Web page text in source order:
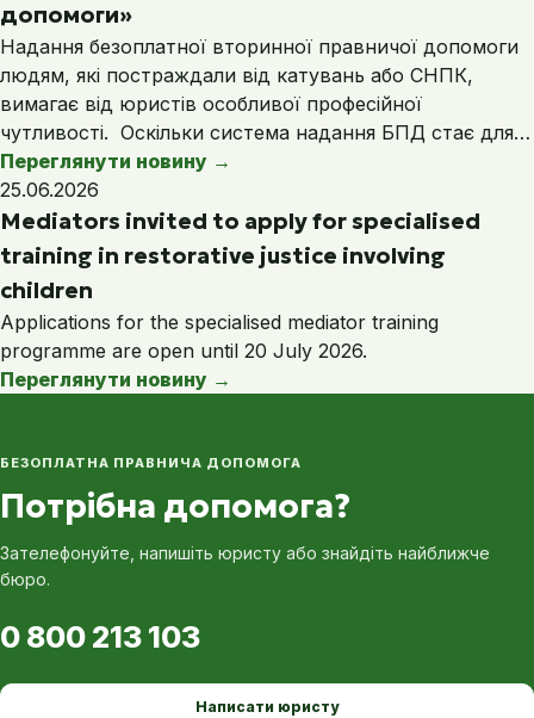
допомоги»
Надання безоплатної вторинної правничої допомоги
людям, які постраждали від катувань або СНПК,
вимагає від юристів особливої професійної
чутливості. Оскільки система надання БПД стає для…
Переглянути новину →
25.06.2026
Mediators invited to apply for specialised
training in restorative justice involving
children
Applications for the specialised mediator training
programme are open until 20 July 2026.
Переглянути новину →
БЕЗОПЛАТНА ПРАВНИЧА ДОПОМОГА
Потрібна допомога?
Зателефонуйте, напишіть юристу або знайдіть найближче
бюро.
0 800 213 103
Написати юристу